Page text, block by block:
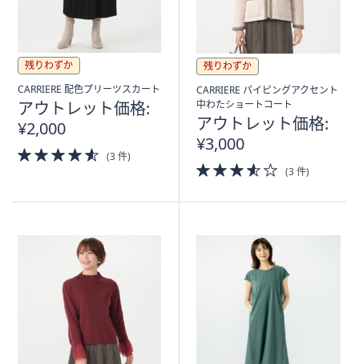
残りわずか
CARRIERE 配色プリーツスカート
アウトレット価格:
¥2,000
4.5
of
(3 件)
残りわずか
CARRIERE パイピングアクセント
中わたショートコート
アウトレット価格:
¥3,000
3.5
of
(3 件)